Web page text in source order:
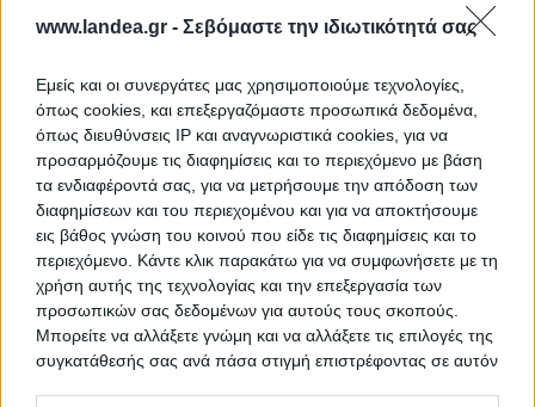
www.landea.gr - Σεβόμαστε την ιδιωτικότητά σας
Εμείς και οι συνεργάτες μας χρησιμοποιούμε τεχνολογίες,
όπως cookies, και επεξεργαζόμαστε προσωπικά δεδομένα,
όπως διευθύνσεις IP και αναγνωριστικά cookies, για να
προσαρμόζουμε τις διαφημίσεις και το περιεχόμενο με βάση
τα ενδιαφέροντά σας, για να μετρήσουμε την απόδοση των
διαφημίσεων και του περιεχομένου και για να αποκτήσουμε
εις βάθος γνώση του κοινού που είδε τις διαφημίσεις και το
περιεχόμενο. Κάντε κλικ παρακάτω για να συμφωνήσετε με τη
χρήση αυτής της τεχνολογίας και την επεξεργασία των
προσωπικών σας δεδομένων για αυτούς τους σκοπούς.
Μπορείτε να αλλάξετε γνώμη και να αλλάξετε τις επιλογές της
συγκατάθεσής σας ανά πάσα στιγμή επιστρέφοντας σε αυτόν
με αρχική τιμή 245.000€
Χρειάζεσαι βοήθεια από ειδικούς;
Υποστήριξη για συμμετοχή
σε πλειστηριασμό (αίτηση/ διενέργεια)
Νομικός έλεγχος
Συντονισμός νομικών ενεργειών
Τεχνικός έλεγχος και εκτίμηση
εμπορικής αξίας ακινήτου
Θέλεις Τραπεζική Χρηματοδότηση;